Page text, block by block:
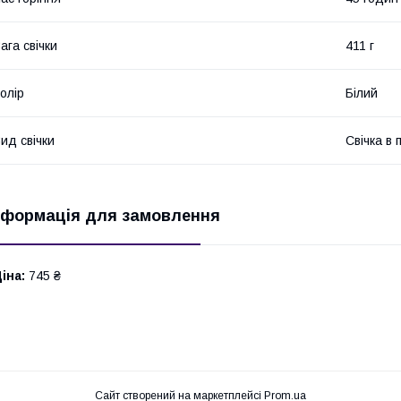
свічки 411 г
Білий
свічки Свічка в
для замовлення
745 ₴
Сайт створений на маркетплейсі Prom.ua